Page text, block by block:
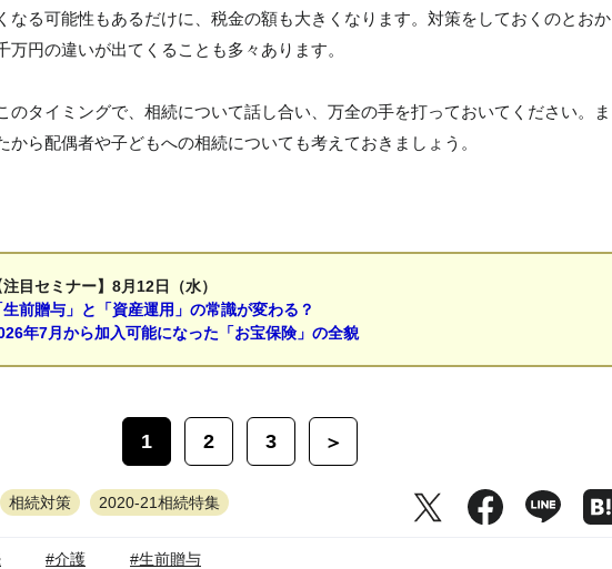
なる可能性もあるだけに、税金の額も大きくなります。対策をしておくのとおか
万円の違いが出てくることも多々あります。
のタイミングで、相続について話し合い、万全の手を打っておいてください。ま
から配偶者や子どもへの相続についても考えておきましょう。
注目セミナー】8月12日（水）
生前贈与」と「資産運用」の常識が変わる？
年7月から加入可能になった「お宝保険」の全貌
1 2 3 ＞
相続対策 2020-21相続特集
#介護 #生前贈与